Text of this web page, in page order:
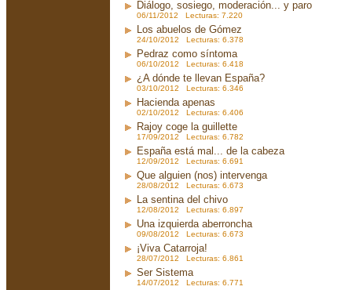
Diálogo, sosiego, moderación... y paro
06/11/2012 Lecturas: 7.220
Los abuelos de Gómez
24/10/2012 Lecturas: 6.378
Pedraz como síntoma
06/10/2012 Lecturas: 6.418
¿A dónde te llevan España?
03/10/2012 Lecturas: 6.346
Hacienda apenas
02/10/2012 Lecturas: 6.406
Rajoy coge la guillette
17/09/2012 Lecturas: 6.782
España está mal... de la cabeza
12/09/2012 Lecturas: 6.691
Que alguien (nos) intervenga
28/08/2012 Lecturas: 6.673
La sentina del chivo
12/08/2012 Lecturas: 6.897
Una izquierda aberroncha
09/08/2012 Lecturas: 6.673
¡Viva Catarroja!
28/07/2012 Lecturas: 6.861
Ser Sistema
14/07/2012 Lecturas: 6.771